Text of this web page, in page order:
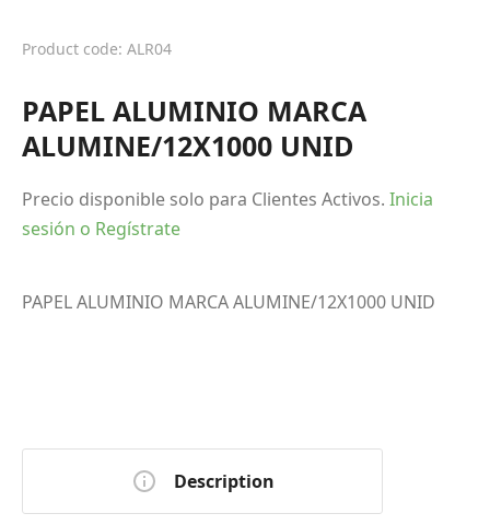
Product code: ALR04
PAPEL ALUMINIO MARCA
ALUMINE/12X1000 UNID
Precio disponible solo para Clientes Activos. Inicia
sesión o Regístrate
PAPEL ALUMINIO MARCA ALUMINE/12X1000 UNID
Description